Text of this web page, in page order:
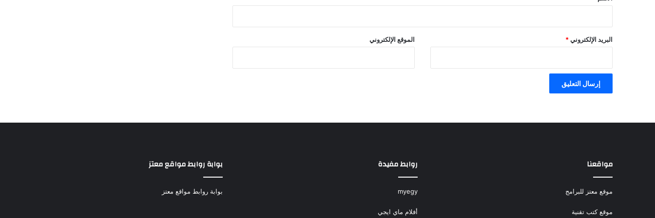
البريد الإلكتروني* الموقع الإلكتروني
مواقعنا
موقع معتز للبرامج
موقع كتب تقنية
روابط مفيدة
myegy
أفلام ماي ايجي
بوابة روابط مواقع معتز
بوابة روابط مواقع معتز